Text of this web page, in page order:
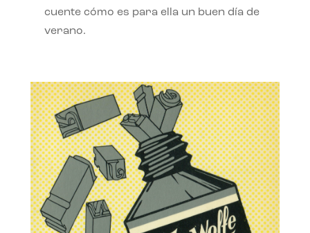
cuente cómo es para ella un buen día de
verano.